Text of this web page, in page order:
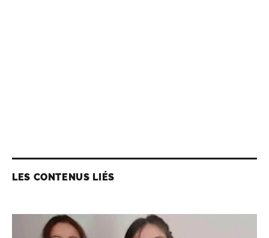
LES CONTENUS LIÉS